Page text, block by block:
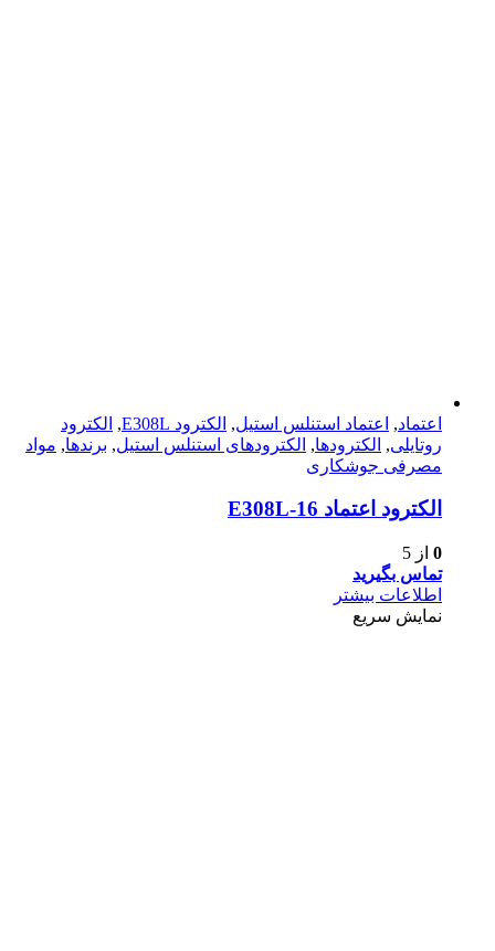
اعتماد, اعتماد استنلس استیل, الکترود E308L , الکترود
روتایلی, الکترودها, الکترودهای استنلس استیل, برندها, مواد
مصرفی جوشکاری
الکترود اعتماد E308L-16
0 از 5
تماس بگیرید
اطلاعات بیشتر
نمایش سریع